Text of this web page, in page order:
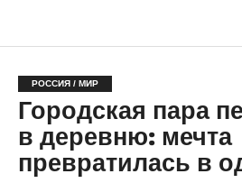
РОССИЯ / МИР
Городская пара
в деревню: мечта
превратилась в